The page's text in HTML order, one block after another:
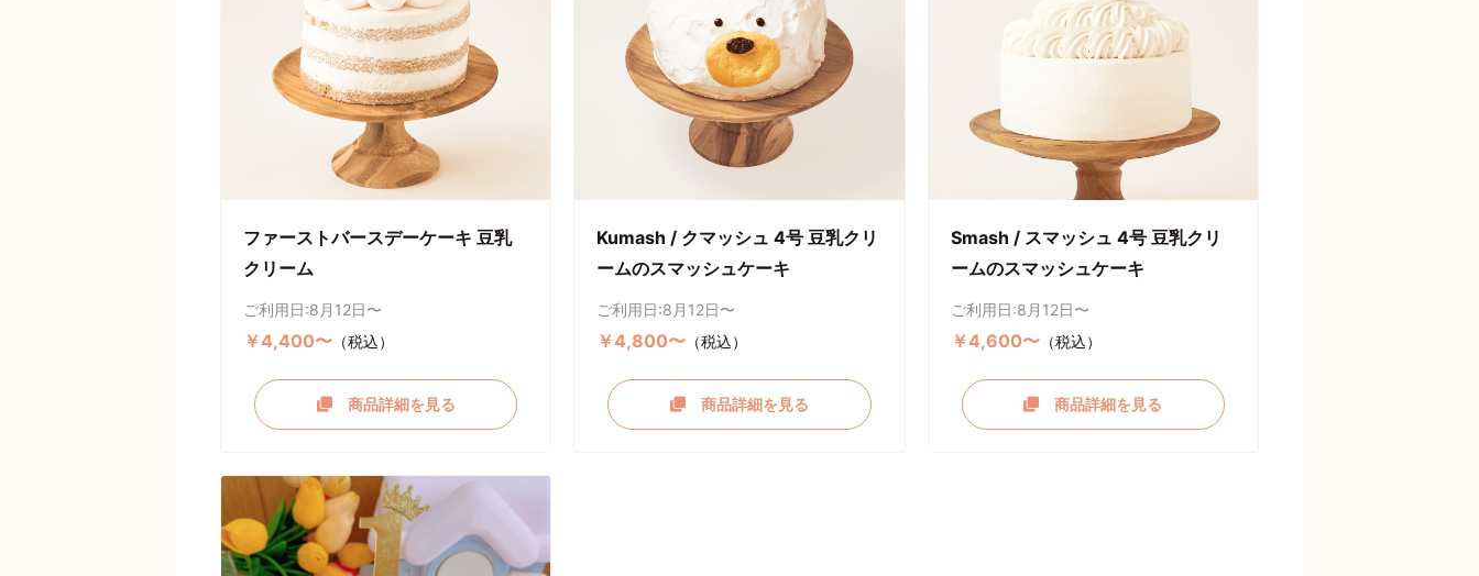
ファーストバースデーケーキ 豆乳
クリーム
ご利用日:8月12日〜
￥4,400〜 （税込）
商品詳細を見る
Kumash / クマッシュ 4号 豆乳クリ
ームのスマッシュケーキ
ご利用日:8月12日〜
￥4,800〜 （税込）
商品詳細を見る
Smash / スマッシュ 4号 豆乳クリ
ームのスマッシュケーキ
ご利用日:8月12日〜
￥4,600〜（税込）
商品詳細を見る